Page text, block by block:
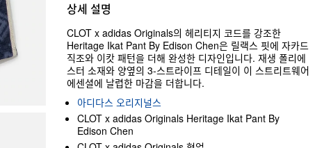
상세 설명
CLOT x adidas Originals의 헤리티지 코드를 강조한
Heritage Ikat Pant By Edison Chen은 릴랙스 핏에 자카드
직조와 이캇 패턴을 더해 완성한 디자인입니다. 재생 폴리에
스터 소재와 양옆의 3-스트라이프 디테일이 이 스트리트웨어
에센셜에 날렵한 마감을 더합니다.
아디다스 오리지널스
CLOT x adidas Originals Heritage Ikat Pant By
Edison Chen